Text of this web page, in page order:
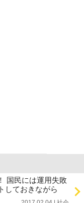
国民には運用失敗
しておきながら